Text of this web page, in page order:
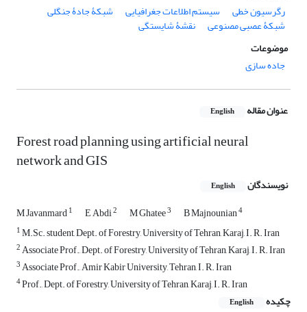
رگرسیون خطی
سیستم اطلاعات جغرافیایی شبکۀ جادۀ جنگلی
شبکۀ عصبی مصنوعی
نقشۀ شایستگی
موضوعات
جاده سازی
عنوان مقاله English
Forest road planning using artificial neural
network and GIS
نویسندگان English
M Javanmard1 E Abdi2 M Ghatee3 B Majnounian4
1M.Sc. student, Dept. of Forestry, University of Tehran, Karaj, I. R. Iran
2Associate Prof., Dept. of Forestry, University of Tehran, Karaj, I. R. Iran
3Associate Prof., Amir Kabir University, Tehran, I. R. Iran
4Prof., Dept. of Forestry, University of Tehran, Karaj, I. R. Iran
چکیده
English